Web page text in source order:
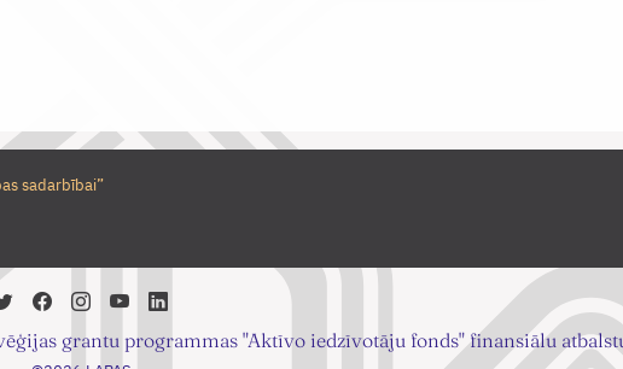
sadarbībai”
grantu programmas "Aktīvo iedzīvotāju fonds" finansiālu